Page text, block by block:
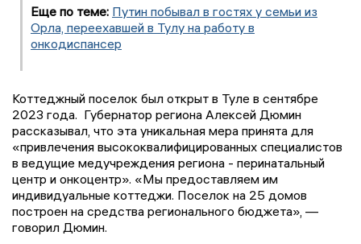
Еще по теме: Путин побывал в гостях у семьи из
Орла, переехавшей в Тулу на работу в
онкодиспансер
Коттеджный поселок был открыт в Туле в сентябре
2023 года. Губернатор региона Алексей Дюмин
рассказывал, что эта уникальная мера принята для
«привлечения высококвалифицированных специалистов
в ведущие медучреждения региона - перинатальный
центр и онкоцентр». «Мы предоставляем им
индивидуальные коттеджи. Поселок на 25 домов
построен на средства регионального бюджета», —
говорил Дюмин.